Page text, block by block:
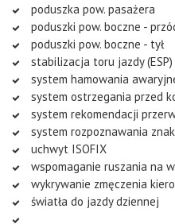
poduszka pow. pasażera
poduszki pow. boczne -
poduszki pow. boczne - tył
stabilizacja toru jazdy (ESP)
system hamowania
system ostrzegania przed
system rekomendacji
system rozpoznawania
uchwyt ISOFIX
wspomaganie ruszania na
wykrywanie zmęczenia
światła do jazdy dziennej